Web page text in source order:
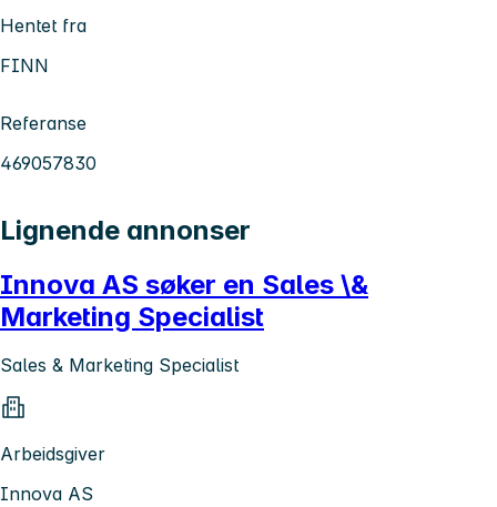
Hentet fra
FINN
Referanse
469057830
Lignende annonser
Innova AS søker en Sales \&
Marketing Specialist
Sales & Marketing Specialist
Arbeidsgiver
Innova AS